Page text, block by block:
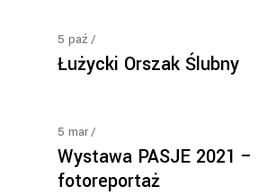
5 paź
Łużycki Orszak Ślubny
5 mar
Wystawa PASJE 2021 –
fotoreportaż